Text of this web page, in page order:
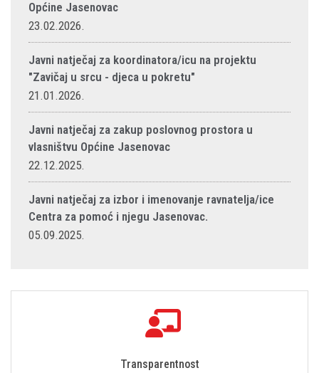
Općine Jasenovac
23.02.2026.
Javni natječaj za koordinatora/icu na projektu
"Zavičaj u srcu - djeca u pokretu"
21.01.2026.
Javni natječaj za zakup poslovnog prostora u
vlasništvu Općine Jasenovac
22.12.2025.
Javni natječaj za izbor i imenovanje ravnatelja/ice
Centra za pomoć i njegu Jasenovac.
05.09.2025.
Transparentnost